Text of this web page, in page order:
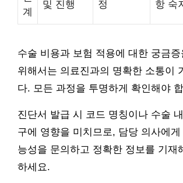
계
및 진행 정 항 숙
수술 비용과 보험 적용에 대한 궁금증
위해서는 의료진과의 명확한 소통이
다. 모든 과정을 투명하게 확인해야
진단서 발급 시 코드 명칭이나 수술
구에 영향을 미치므로, 담당 의사에
능성을 문의하고 정확한 정보를 기재
하세요.